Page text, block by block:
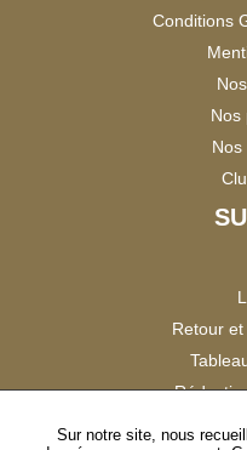
Conditions
Nos
Nos
Retour
Sur notre site, nous